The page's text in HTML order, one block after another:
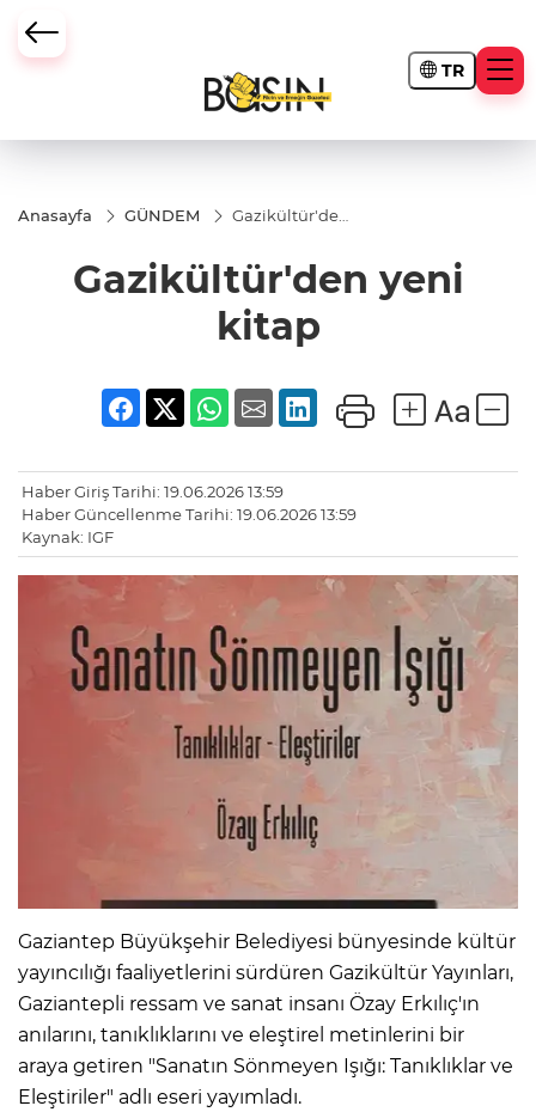
TR
Anasayfa GÜNDEM
Gazikültür'den
Gazikültür'den yeni
kitap
Haber Giriş Tarihi: 19.06.2026 13:59
Haber Güncellenme Tarihi: 19.06.2026 13:59
Kaynak: IGF
Gaziantep Büyükşehir Belediyesi bünyesinde kültür
yayıncılığı faaliyetlerini sürdüren Gazikültür Yayınları,
Gaziantepli ressam ve sanat insanı Özay Erkılıç'ın
anılarını, tanıklıklarını ve eleştirel metinlerini bir
araya getiren "Sanatın Sönmeyen Işığı: Tanıklıklar ve
Eleştiriler" adlı eseri yayımladı.